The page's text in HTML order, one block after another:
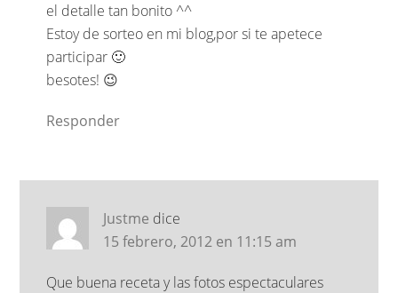
el detalle tan bonito ^^
Estoy de sorteo en mi blog,por si te apetece
participar 🙂
besotes! 😉
Responder
Justme dice
15 febrero, 2012 en 11:15 am
Que buena receta y las fotos espectaculares